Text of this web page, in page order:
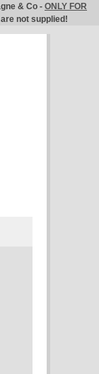
& Co - ONLY FOR
not supplied!